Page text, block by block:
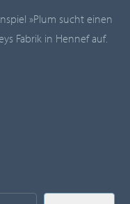
»Plum sucht einen
Fabrik in Hennef auf.